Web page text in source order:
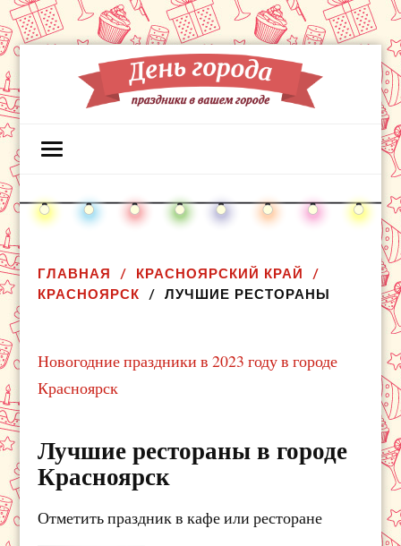
ГЛАВНАЯ
КРАСНОЯРСКИЙ КРАЙ
КРАСНОЯРСК
ЛУЧШИЕ РЕСТОРАНЫ
Новогодние праздники в 2023 году в городе
Красноярск
Лучшие рестораны в городе
Красноярск
Отметить праздник в кафе или ресторане